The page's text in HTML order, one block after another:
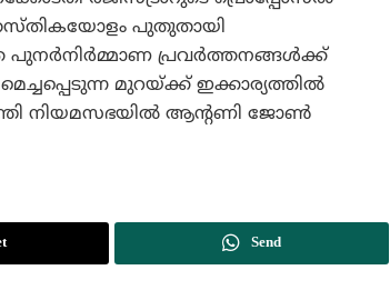
തസ്തികയോളം പുതുതായി
പുനര്‍നിര്‍മ്മാണ പ്രവര്‍ത്തനങ്ങള്‍ക്ക്
മുറയ്ക്ക് ഇക്കാര്യത്തില്‍
നിയമസഭയില്‍ ആന്റണി ജോണ്‍
Send